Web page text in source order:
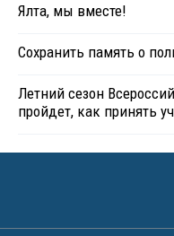
Ялта, мы вместе!
Сохранить память о
Летний сезон
пройдет, как принять